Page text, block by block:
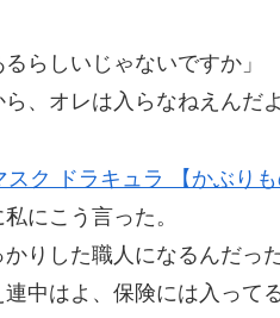
らしいじゃないですか」
、オレは入らなねえんだよ
にこう言った。
かりした職人になるんだ
中はよ、保険には入って